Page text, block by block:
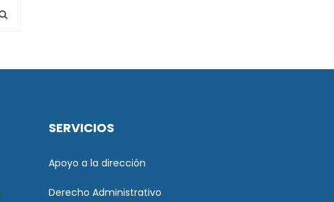
SERVICIOS
Apoyo a la dirección
Derecho Administrativo